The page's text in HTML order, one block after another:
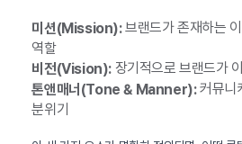
미션(Mission):브랜드가 존재하는
역할
비전(Vision):장기적으로 브랜드가
톤앤매너(Tone & Manner):커뮤니
분위기